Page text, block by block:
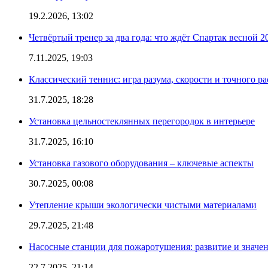
19.2.2026, 13:02
Четвёртый тренер за два года: что ждёт Спартак весной
7.11.2025, 19:03
Классический теннис: игра разума, скорости и точного
31.7.2025, 18:28
Установка цельностеклянных перегородок в интерьере
31.7.2025, 16:10
Установка газового оборудования – ключевые аспекты
30.7.2025, 00:08
Утепление крыши экологически чистыми материалами
29.7.2025, 21:48
Насосные станции для пожаротушения: развитие и